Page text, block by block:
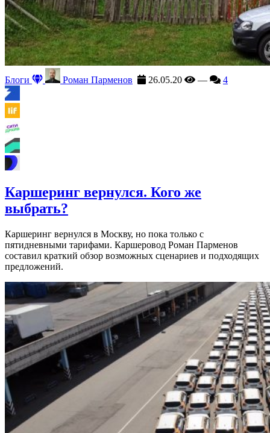
Блоги Роман Парменов 26.05.20 — 4
Каршеринг вернулся. Кого же
выбрать?
Каршеринг вернулся в Москву, но пока только с
пятидневными тарифами. Каршеровод Роман Парменов
составил краткий обзор возможных сценариев и подходящих
предложений.